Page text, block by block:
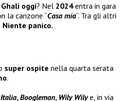
oggi? Nel 2024entra in gara
la canzone “Casa mia“. Tra gli altri
Niente panico.
super ospite nella quarta serata
.
,Boogleman, Wily Wilye, in via